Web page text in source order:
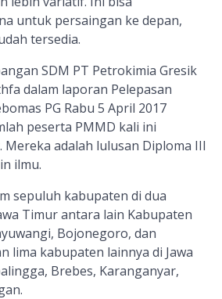
untuk persaingan ke depan,
tersedia.
SDM PT Petrokimia Gresik
dalam laporan Pelepasan
PG Rabu 5 April 2017
peserta PMMD kali ini
Mereka adalah lulusan Diploma III
ilmu.
sepuluh kabupaten di dua
Timur antara lain Kabupaten
Bojonegoro, dan
lima kabupaten lainnya di Jawa
Brebes, Karanganyar,